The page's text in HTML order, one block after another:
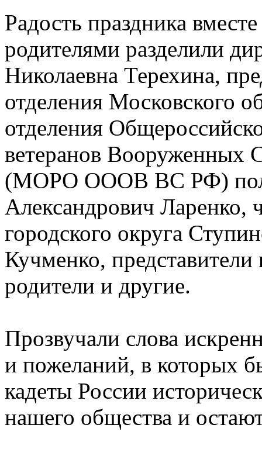
Радость праздника
родителями разделили
Николаевна Терехина,
отделения Московского
отделения
ветеранов Вооруженных
(МОРО ОООВ ВС РФ)
Александрович Ларенко,
городского округа
Кучменко,
родители и другие.
Прозвучали слова
и пожеланий, в которых
кадеты России
нашего общества и